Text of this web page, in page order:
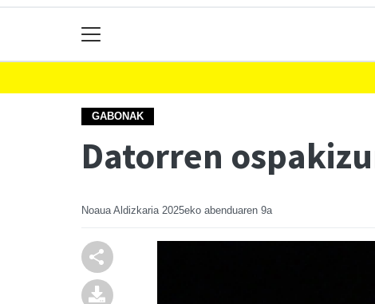
GABONAK
Datorren
Noaua Aldizkaria 2025eko abenduaren 9a